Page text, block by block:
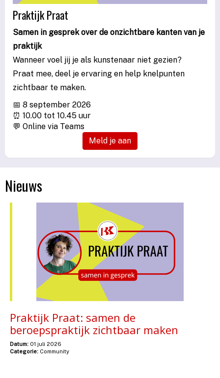
Praktijk Praat
Samen in gesprek over de onzichtbare kanten van je
praktijk
Wanneer voel jij je als kunstenaar niet gezien?
Praat mee, deel je ervaring en help knelpunten
zichtbaar te maken.
📅 8 september 2026
⏰ 10.00 tot 10.45 uur
💬 Online via Teams
Meld je aan
Nieuws
Praktijk Praat: samen de
beroepspraktijk zichtbaar maken
Datum: 01 juli 2026
Categorie: Community